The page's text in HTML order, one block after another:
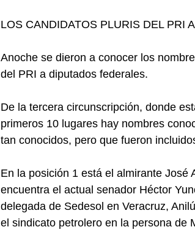
LOS CANDIDATOS PLURIS DEL PRI
Anoche se dieron a conocer los
del PRI a diputados federales.
De la tercera circunscripción, donde
primeros 10 lugares hay nombres
tan conocidos, pero que fueron
En la posición 1 está el almirante José
encuentra el actual senador Héctor
delegada de Sedesol en Veracruz,
el sindicato petrolero en la persona de